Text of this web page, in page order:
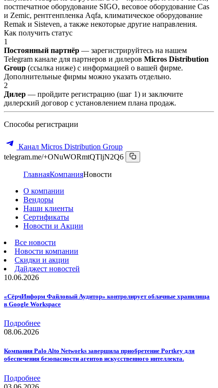
постпечатное оборудование SIGO, весовое оборудование Cas
и Zemic, рентгенпленка Aqfa, климатическое оборудование
Remak и Sisteven, а также некоторые другие направления.
Как получить статус
1
Постоянный партнёр — зарегистрируйтесь на нашем
Telegram канале для партнеров и дилеров Micros Distribution
Group (ссылка ниже) с информацией о вашей фирме.
Дополнительные фирмы можно указать отдельно.
2
Дилер — пройдите регистрацию (шаг 1) и заключите
дилерский договор с установлением плана продаж.
Способы регистрации
Канал Micros Distribution Group
telegram.me/+ONuWORmtQTljN2Q6
ГлавнаяКомпанияНовости
О компании
Вендоры
Наши клиенты
Сертификаты
Новости и Акции
Все новости
Новости компании
Скидки и акции
Дайджест новостей
10.06.2026
«СёрчИнформ Файловый Аудитор» контролирует облачные хранилища
в Google Workspace
Подробнее
08.06.2026
Компания Palo Alto Networks завершила приобретение Portkey для
обеспечения безопасности агентов искусственного интеллекта.
Подробнее